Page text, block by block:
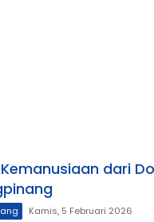
dari
Kamis, 5 Februari 2026